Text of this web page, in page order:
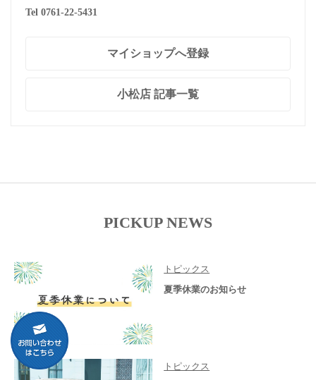
Tel 0761-22-5431
マイショップへ登録
小松店 記事一覧
PICKUP NEWS
トピックス
夏季休業のお知らせ
トピックス